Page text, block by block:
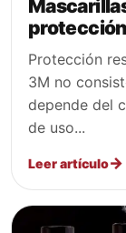
Protección
3M no
depende del
de uso...
Leer artículo